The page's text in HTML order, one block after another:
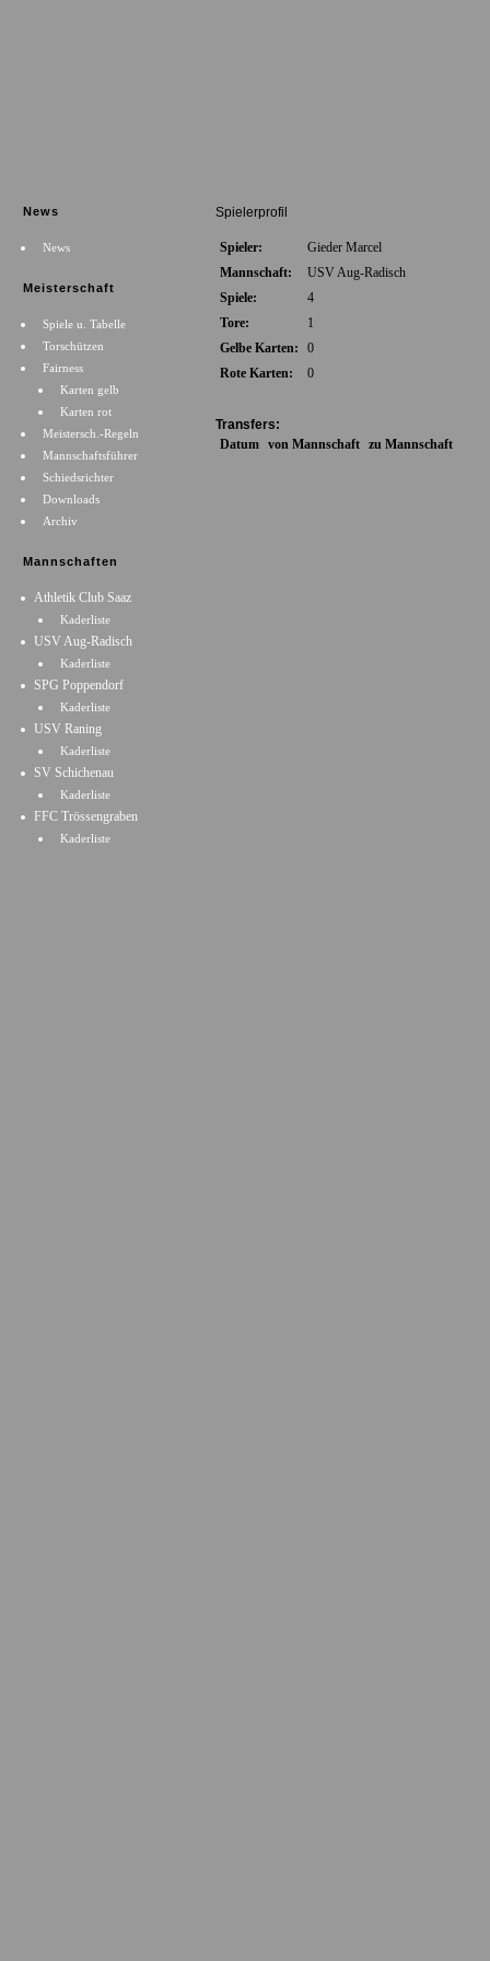
News
News
Meisterschaft
Spiele u. Tabelle
Torschützen
Fairness
Karten gelb
Karten rot
Meistersch.-Regeln
Mannschaftsführer
Schiedsrichter
Downloads
Archiv
Mannschaften
Athletik Club Saaz
Kaderliste
USV Aug-Radisch
Kaderliste
SPG Poppendorf
Kaderliste
USV Raning
Kaderliste
SV Schichenau
Kaderliste
FFC Trössengraben
Kaderliste
Spielerprofil
Spieler:
Gieder Marcel
Mannschaft:
USV Aug-Radisch
Spiele:
4
Tore:
1
Gelbe Karten:
0
Rote Karten:
0
Transfers:
Datum von Mannschaft zu Mannschaft